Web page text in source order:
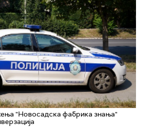
"Новосадска фабрика знања"